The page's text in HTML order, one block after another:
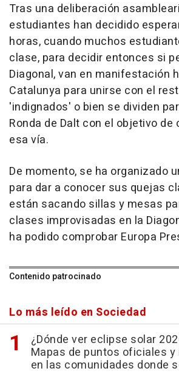
Tras una deliberación
estudiantes han decidido
horas, cuando muchos
clase, para decidir entonces si
Diagonal, van en manifestación
Catalunya para unirse con el
'indignados' o bien se dividen
Ronda de Dalt con el objetivo
esa vía.
De momento, se ha organizado
para dar a conocer sus quejas
están sacando sillas y mesas
clases improvisadas en la
ha podido comprobar Europa
Contenido patrocinado
Lo más leído en Sociedad
¿Dónde ver eclipse solar
Mapas de puntos oficiales
en las comunidades donde